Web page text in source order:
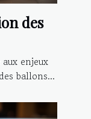
des
enjeux
ballons...